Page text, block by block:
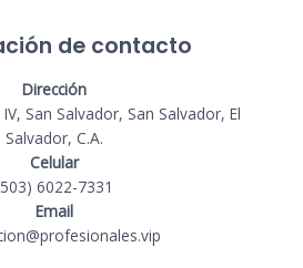
de contacto
Dirección
San Salvador, San Salvador, El
Salvador, C.A.
Celular
6022-7331
Email